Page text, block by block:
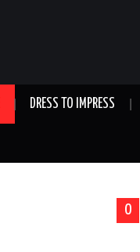
DRESS TO IMPRESS
0